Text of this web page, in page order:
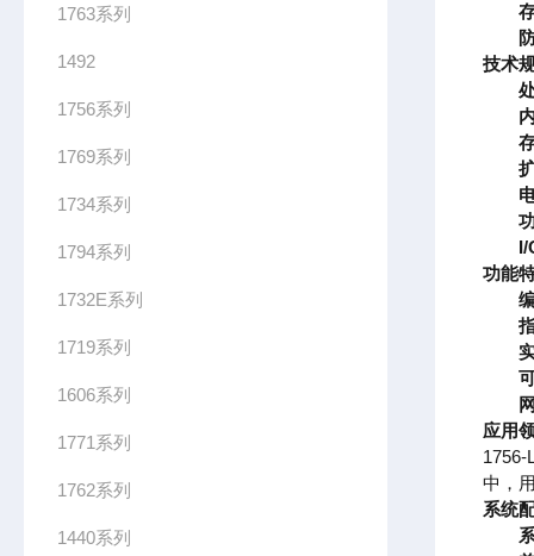
1763系列
1492
1756系列
1769系列
1734系列
1794系列
1732E系列
1719系列
1606系列
1771系列
1762系列
1440系列
技术
I/
功能
应用
中，
系统